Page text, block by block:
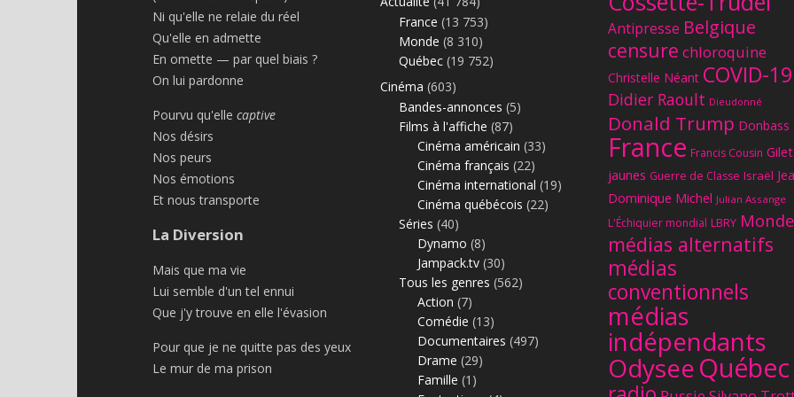
: la
Ni qu'elle ne relaie du réel
Qu'elle en admette
En omette — par quel biais ?
On lui pardonne
Pourvu qu'elle captive
Nos désirs
Nos peurs
Nos émotions
Et nous transporte
La Diversion
Mais que ma vie
Lui semble d'un tel ennui
Que j'y trouve en elle l'évasion
Pour que je ne quitte pas des yeux
Le mur de ma prison
France (13 753)
Monde (8 310)
Québec (19 752)
Cinéma (603)
Bandes-annonces (5)
Films à l'affiche (87)
Cinéma américain (33)
Cinéma français (22)
Cinéma international (19)
Cinéma québécois (22)
Séries (40)
Dynamo (8)
Jampack.tv (30)
Tous les genres (562)
Action (7)
Comédie (13)
Documentaires (497)
Drame (29)
Famille (1)
Antipresse Belgique
censure chloroquine
Christelle Néant COVID-19
Didier Raoult Dieudonné
Donald Trump Donbass
France Francis Cousin
jaunes Guerre de Classe Israël
Dominique Michel Julian Assange
L'Échiquier mondial LBRY Monde
médias alternatifs
médias
conventionnels
médias
indépendants
OdyseeQuébec